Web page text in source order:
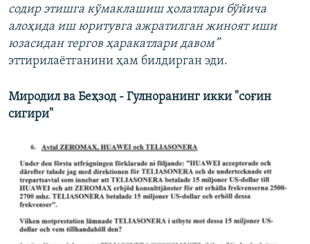
содир этишга кўмаклашиш ҳолатлари бўйича
алоҳида иш юритувга ажратилган жиноят иши
юзасидан тергов ҳаракатлари давом”
эттирилаëтганини ҳам билдирган эди.
Миродил ва Беҳзод - Гулноранинг икки "соғин
сигири"